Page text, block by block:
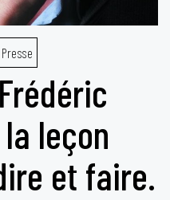
Presse
leçon
et faire.